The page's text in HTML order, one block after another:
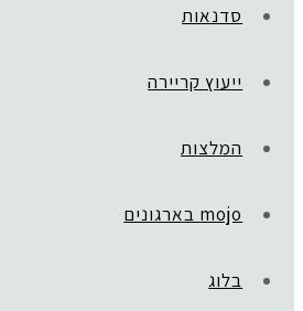
סדנאות
ייעוץ קריירה
המלצות
mojo בארגונים
בלוג